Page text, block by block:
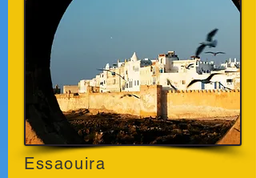
Essaouira